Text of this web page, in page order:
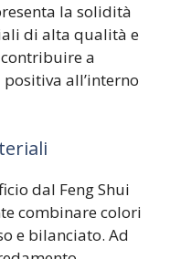
la solidità
di alta qualità e
a
all’interno
dal Feng Shui
combinare colori
e bilanciato. Ad